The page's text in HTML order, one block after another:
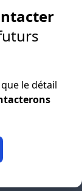
le détail